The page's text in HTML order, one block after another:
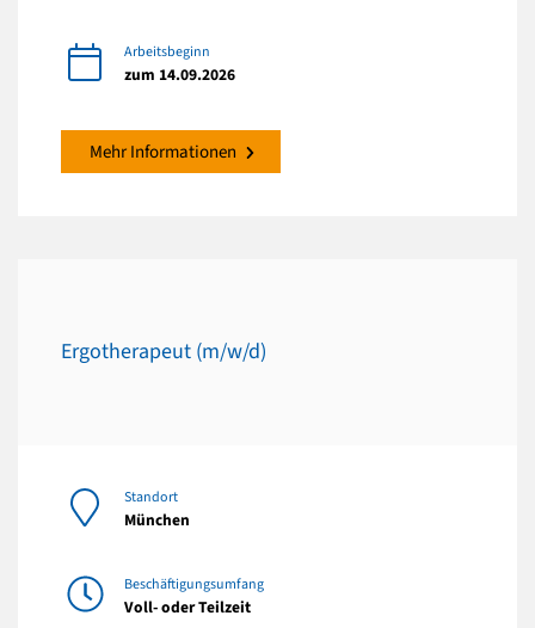
Arbeitsbeginn
zum 14.09.2026
Mehr Informationen
Ergotherapeut (m/w/d)
Standort
München
Beschäftigungsumfang
Voll- oder Teilzeit